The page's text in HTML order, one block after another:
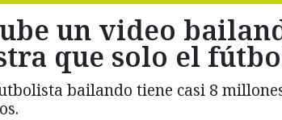
un video
que solo el
bailando tiene casi 8